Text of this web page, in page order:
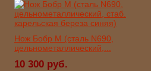
Нож Бобр М (сталь N690,
цельнометаллический,...
10 300 руб.